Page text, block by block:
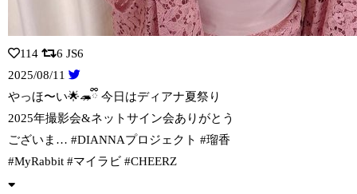
114 6 JS6
2025/08/11
やっほ〜い🌟🦔ྀི 今日はディアナ夏祭り
2025年撮影会&ネットサイン会ありがと う
ございま… #DIANNAプロジェクト #瑠香
#MyRabbit #マイラビ #CHEERZ